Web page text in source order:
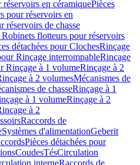
en céramiquePièces
pour réservoirs en
réservoirs de chasse
Robinets flotteurs pour réservoirs
détachées pour ClochesRinçage
Rinçage interrompableRinçage
Rinçage à 1 volumeRinçage à 2
à 2 volumesMécanismes de
de chasseRinçage à 1
à 1 volumeRinçage à 2
à 2
Raccords de
Systèmes d'alimentationGeberit
Pièces détachées pour
CoudesTésCirculation
interneRaccords de